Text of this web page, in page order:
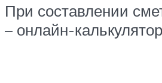
При составлении
– онлайн-